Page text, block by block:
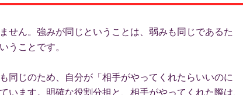
せん。強みが同じということは、弱みも同じであるた
うことです。
同じのため、自分が「相手がやってくれたらいいのに
ます。明確な役割分担と、相手がやってくれた際は、